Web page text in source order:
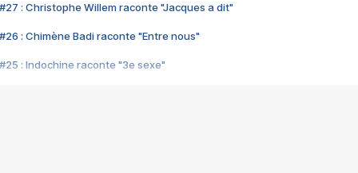
#27 : Christophe Willem raconte "Jacques a dit"
#26 : Chimène Badi raconte "Entre nous"
#25 : Indochine raconte "3e sexe"